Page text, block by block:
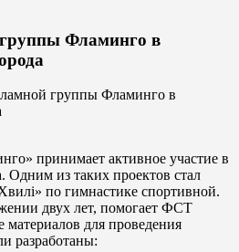
Фламинго в
группы Фламинго в
принимает активное участие в
Одним из таких проектов стал
по гимнастике спортивной.
двух лет, помогает ФСТ
материалов для проведения
разработаны: